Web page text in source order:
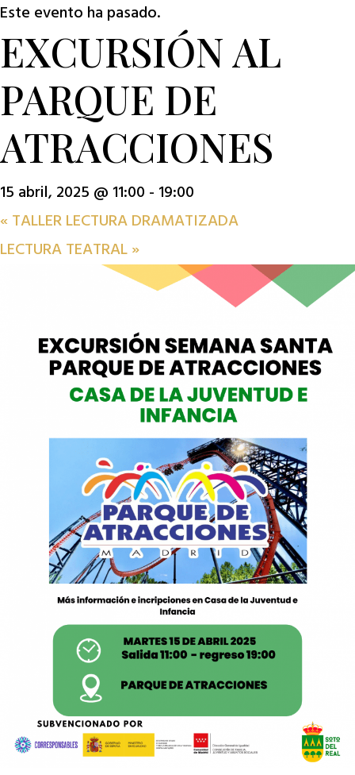
Este evento ha pasado.
EXCURSIÓN AL
PARQUE DE
ATRACCIONES
15 abril, 2025 @ 11:00 - 19:00
«TALLER LECTURA DRAMATIZADA
LECTURA TEATRAL»